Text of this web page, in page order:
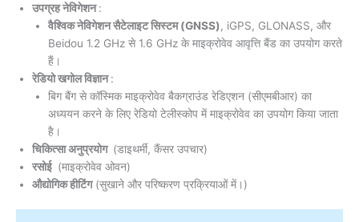
उपग्रह नेविगेशन:
वैश्विक नेविगेशन सैटेलाइट सिस्टम (GNSS), iGPS, GLONASS, और
Beidou 1.2 GHz से 1.6 GHz के माइक्रोवेव आवृत्ति बैंड का उपयोग करते
हैं।
रेडियो खगोल विज्ञान:
बिग बैंग से कॉस्मिक माइक्रोवेव बैकग्राउंड रेडिएशन (सीएमबीआर) का
अध्ययन करने के लिए रेडियो टेलीस्कोप में माइक्रोवेव का उपयोग किया जाता
है।
चिकित्सा अनुप्रयोग (डाइथर्मी, कैंसर उपचार)
रसोई (माइक्रोवेव ओवन)
औद्योगिक हीटिंग(सुखाने और परिष्करण प्रक्रियाओं में।)